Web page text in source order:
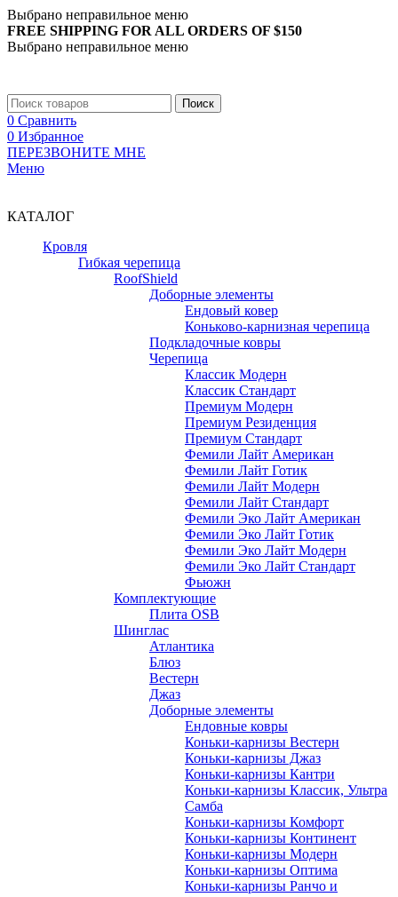
Выбрано неправильное меню
FREE SHIPPING FOR ALL ORDERS OF $150
Выбрано неправильное меню
Поиск
0 Сравнить
0 Избранное
ПЕРЕЗВОНИТЕ МНЕ
Меню
КАТАЛОГ
Кровля
Гибкая черепица
RoofShield
Доборные элементы
Ендовый ковер
Коньково-карнизная черепица
Подкладочные ковры
Черепица
Классик Модерн
Классик Стандарт
Премиум Модерн
Премиум Резиденция
Премиум Стандарт
Фемили Лайт Американ
Фемили Лайт Готик
Фемили Лайт Модерн
Фемили Лайт Стандарт
Фемили Эко Лайт Американ
Фемили Эко Лайт Готик
Фемили Эко Лайт Модерн
Фемили Эко Лайт Стандарт
Фьюжн
Комплектующие
Плита OSB
Шинглас
Атлантика
Блюз
Вестерн
Джаз
Доборные элементы
Ендовные ковры
Коньки-карнизы Вестерн
Коньки-карнизы Джаз
Коньки-карнизы Кантри
Коньки-карнизы Классик, Ультра
Самба
Коньки-карнизы Комфорт
Коньки-карнизы Континент
Коньки-карнизы Модерн
Коньки-карнизы Оптима
Коньки-карнизы Ранчо и